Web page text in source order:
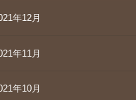
年12月
年11月
年10月